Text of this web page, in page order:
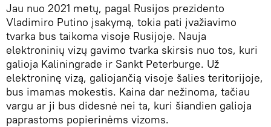
Jau nuo 2021 metų, pagal Rusijos prezidento
Vladimiro Putino įsakymą, tokia pati įvažiavimo
tvarka bus taikoma visoje Rusijoje. Nauja
elektroninių vizų gavimo tvarka skirsis nuo tos, kuri
galioja Kaliningrade ir Sankt Peterburge. Už
elektroninę vizą, galiojančią visoje šalies teritorijoje,
bus imamas mokestis. Kaina dar nežinoma, tačiau
vargu ar ji bus didesnė nei ta, kuri šiandien galioja
paprastoms popierinėms vizoms.